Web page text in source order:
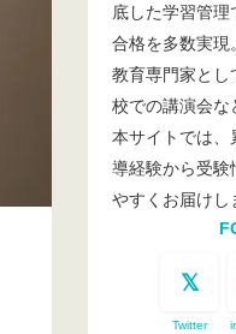
底した学習管
合格を多数実現。
教育専門家とし
校での講演会な
本サイトでは
導経験から受験
やすくお届けし
Twitter